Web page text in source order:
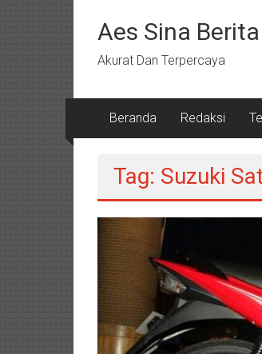
kontenAes Sina
Akurat Dan Terpercaya
Beranda Redaksi
Tag: Suzuki